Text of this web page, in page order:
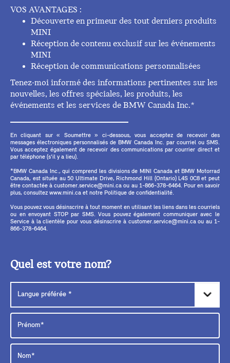
VOS AVANTAGES :
Découverte en primeur des tout derniers produits
MINI
Réception de contenu exclusif sur les événements
MINI
Réception de communications personnalisées
Tenez-moi informé des informations pertinentes sur les
nouvelles, les offres spéciales, les produits, les
événements et les services de BMW Canada Inc.*
En cliquant sur « Soumettre » ci-dessous, vous acceptez de recevoir des
messages électroniques personnalisés de BMW Canada Inc. par courriel ou SMS.
Vous acceptez également de recevoir des communications par courrier direct et
par téléphone (s'il y a lieu).
*BMW Canada Inc., qui comprend les divisions de MINI Canada et BMW Motorrad
Canada, est située au 50 Ultimate Drive, Richmond Hill (Ontario) L4S 0C8 et peut
être contactée à customer.service@mini.ca ou au 1-866-378-6464. Pour en savoir
plus, consultez www.mini.ca et notre Politique de confidentialité.
Vous pouvez vous désinscrire à tout moment en utilisant les liens dans les courriels
ou en envoyant STOP par SMS. Vous pouvez également communiquer avec le
Service à la clientèle pour vous désinscrire à customer.service@mini.ca ou au 1-
866-378-6464.
Quel est votre nom?